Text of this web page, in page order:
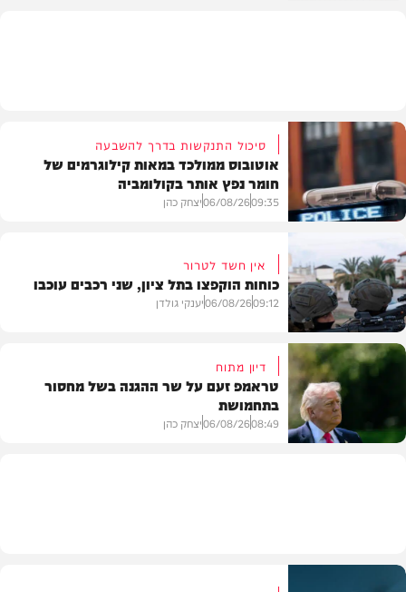
חדשות
סיכול התנקשות בדרך להשבעה
אוטובוס ממולכד במאות קילוגרמים של
חומר נפץ אותר בקולומביה
09:35
06/08/26יצחק כהן
חדשות
אין חשד לטרור
כוחות הוקפצו בתל ציון, שני רכבים עוכבו
09:12
06/08/26יענקי גולדן
דיון מתוח
טראמפ זעם על שר ההגנה בשל מחסור
בתחמושת
08:49
06/08/26יצחק כהן